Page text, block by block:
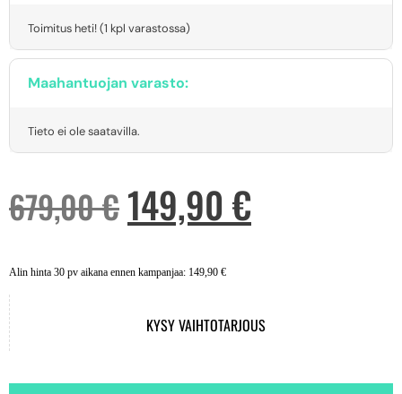
Toimitus heti! (1 kpl varastossa)
Maahantuojan varasto:
Tieto ei ole saatavilla.
679,00€149,90 €
Alin hinta 30 pv aikana ennen kampanjaa: 149,90 €
KYSY VAIHTOTARJOUS